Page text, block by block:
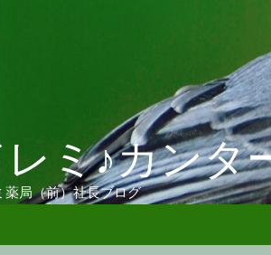
レミ♪カンタ
薬局（前）社長ブログ